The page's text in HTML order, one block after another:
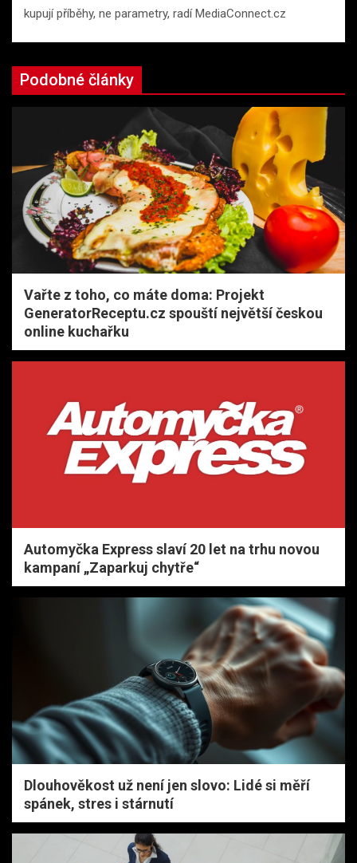
kupují příběhy, ne parametry, radí MediaConnect.cz
Podobné články
Vařte z toho, co máte doma: Projekt
GeneratorReceptu.cz spouští největší českou
online kuchařku
Automyčka Express slaví 20 let na trhu novou
kampaní „Zaparkuj chytře“
Dlouhověkost už není jen slovo: Lidé si měří
spánek, stres i stárnutí